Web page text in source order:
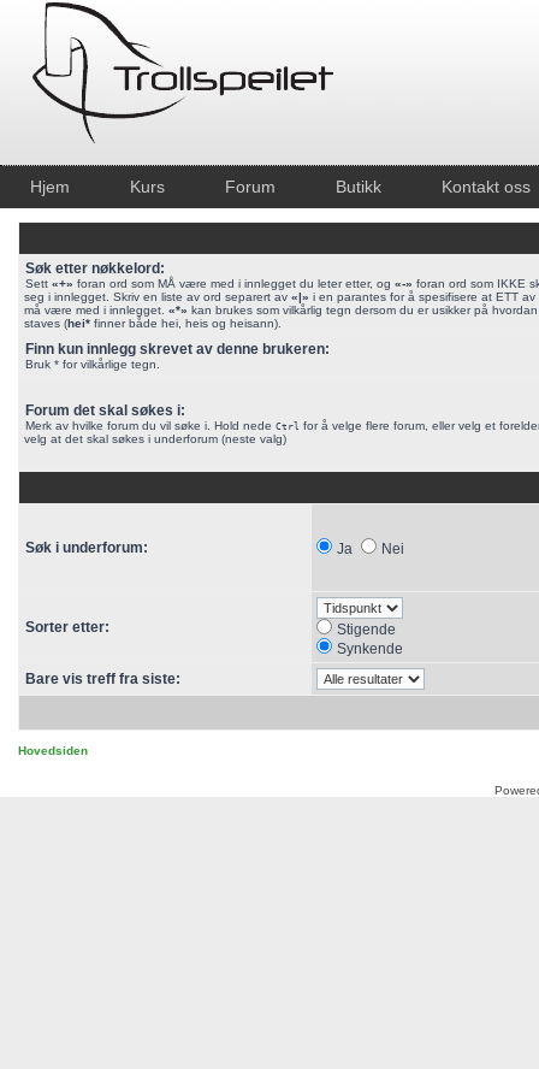
Hjem Kurs Forum Butikk Kontakt oss
Søk etter nøkkelord:
Sett «+» foran ord som MÅ være med i innlegget du leter etter, og «-» foran ord som IKKE
seg i innlegget. Skriv en liste av ord separert av «|» i en parantes for å spesifisere at ETT av
må være med i innlegget. «*» kan brukes som vilkårlig tegn dersom du er usikker på
staves (hei* finner både hei, heis og heisann).
Finn kun innlegg skrevet av denne brukeren:
Bruk * for vilkårlige tegn.
Forum det skal søkes i:
Merk av hvilke forum du vil søke i. Hold nede Ctrl for å velge flere forum, eller velg et
velg at det skal søkes i underforum (neste valg)
Søk i underforum: Ja Nei
Sorter etter:
Stigende
Synkende
Bare vis treff fra siste:
Hovedsiden